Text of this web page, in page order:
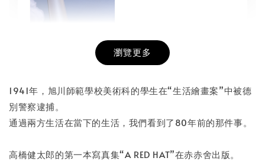
NT$ 50
NT$ 100
- +
瀏覽更多
1941年，旭川師範學校美術科的學生在“生活繪畫案”中被德
別警察逮捕。
通過兩方生活在當下的生活，我們看到了80年前的那件事。
高橋健太郎的第一本寫真集“A RED HAT”在赤赤舍出版。